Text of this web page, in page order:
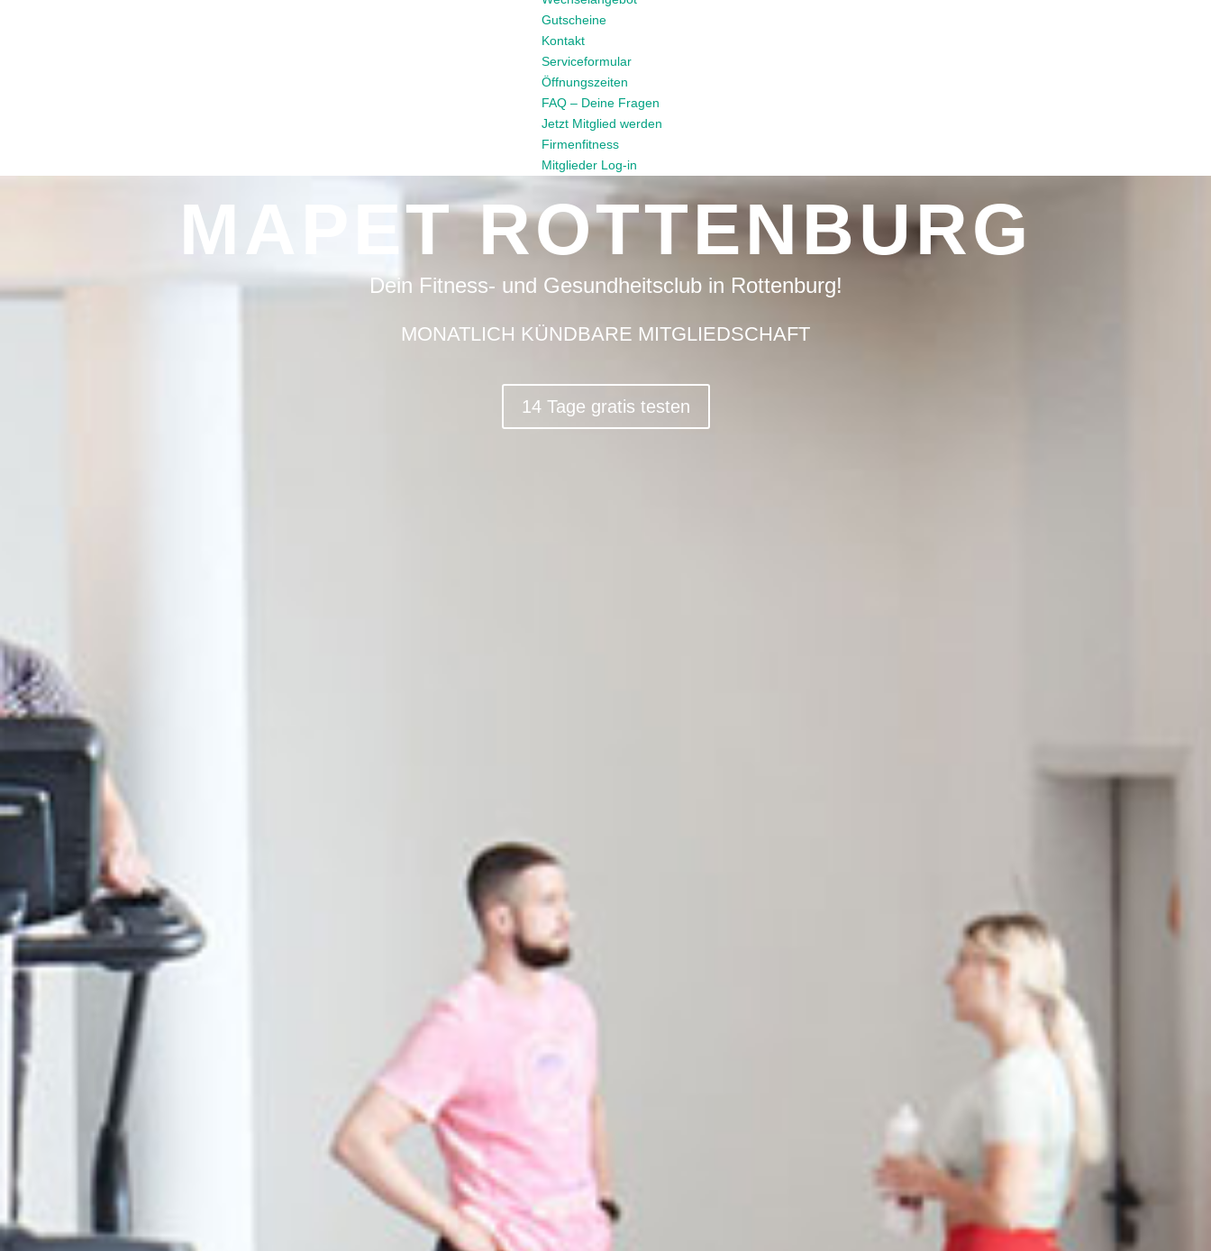
Gutscheine
Kontakt
Serviceformular
Öffnungszeiten
FAQ – Deine Fragen
Jetzt Mitglied werden
Firmenfitness
Mitglieder Log-in
MAPET ROTTENBURG
Dein Fitness- und Gesundheitsclub in Rottenburg!
MONATLICH KÜNDBARE MITGLIEDSCHAFT
14 Tage gratis testen